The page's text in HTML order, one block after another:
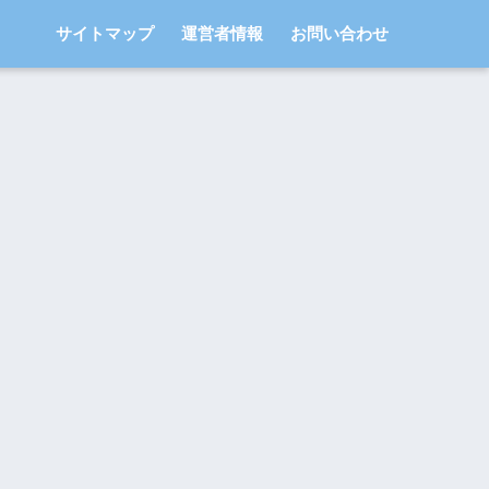
サイトマップ 運営者情報 お問い合わせ